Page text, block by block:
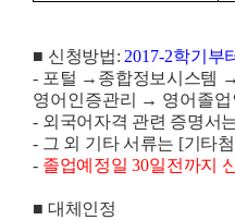
■ 신청방법: 2017-2학기부
- 포털 → 종합정보시스템 →
영어인증관리
→ 영어졸업
- 외국어자격 관련 증명서
- 그 외 기타 서류는 [기타
- 졸업예정일30일전까지
■ 대체인정